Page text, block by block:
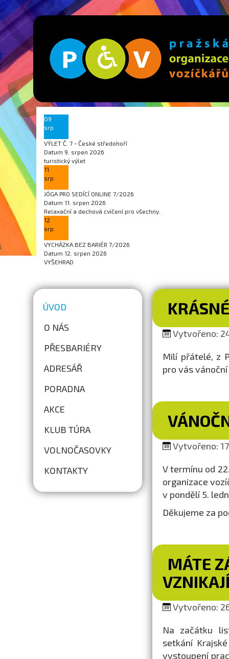
09
srp
VÝLET Č. 7 - České středohoří
Datum 9. srpen 2026
turistický výlet
11
srp
JÓGA PRO SEDÍCÍ ONLINE 7/2026
Datum 11. srpen 2026
Relaxační a dechová cvičení pro všechny.
12
srp
VYCHÁZKA BEZ BARIÉR 7/2026
Datum 12. srpen 2026
VYŠEHRAD
ÚVOD
O NÁS
PŘESBARIÉRY
ADRESÁŘ
PORADNA
AKCE
KLUB TÚRA
VOLNOČASOVKY
KONTAKTY
Vytvořeno:
Milí přátelé, z
pro vás
Vytvořeno:
V termínu od
organizace
v pondělí 5.
Děkujeme za
MÁTE
Vytvořeno:
Na začátku
setkání
vystoupení